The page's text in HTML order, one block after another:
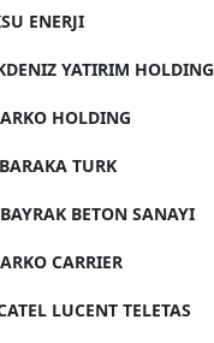
ENERJI
YATIRIM HOLDING
HOLDING
TURK
BETON SANAYI
CARRIER
LUCENT TELETAS